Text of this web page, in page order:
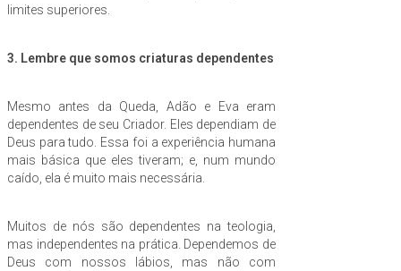
limites superiores.
3. Lembre que somos criaturas dependentes
Mesmo antes da Queda, Adão e Eva eram
dependentes de seu Criador. Eles dependiam de
Deus para tudo. Essa foi a experiência humana
mais básica que eles tiveram; e, num mundo
caído, ela é muito mais necessária.
Muitos de nós são dependentes na teologia,
mas independentes na prática. Dependemos de
Deus com nossos lábios, mas não com